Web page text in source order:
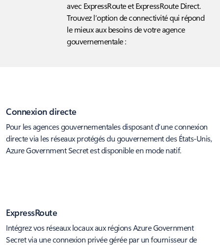
avec ExpressRoute et ExpressRoute Direct.
Trouvez l’option de connectivité qui répond
le mieux aux besoins de votre agence
gouvernementale :
Connexion directe
Pour les agences gouvernementales disposant d’une connexion
directe via les réseaux protégés du gouvernement des États-Unis,
Azure Government Secret est disponible en mode natif.
ExpressRoute
Intégrez vos réseaux locaux aux régions Azure Government
Secret via une connexion privée gérée par un fournisseur de